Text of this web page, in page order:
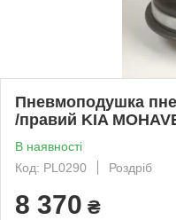
Пневмоподушка
/правий KIA
В наявності
Код: PL0290
Роздріб
8 370 ₴